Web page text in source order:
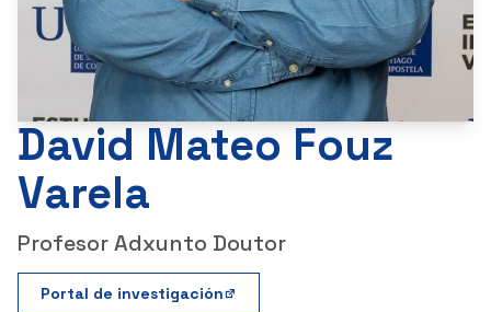
David Mateo Fouz
Varela
Profesor Adxunto Doutor
Portal de investigación